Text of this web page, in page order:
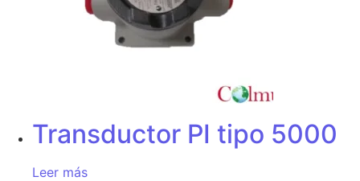
Transductor PI tipo 5000
Leer más